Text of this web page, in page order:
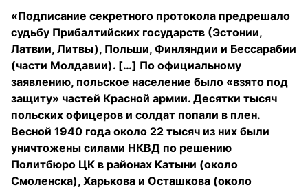
«Подписание секретного протокола предрешало
судьбу Прибалтийских государств (Эстонии,
Латвии, Литвы), Польши, Финляндии и Бессарабии
(части Молдавии). […] По официальному
заявлению, польское население было «взято под
защиту» частей Красной армии. Десятки тысяч
польских офицеров и солдат попали в плен.
Весной 1940 года около 22 тысяч из них были
уничтожены силами НКВД по решению
Политбюро ЦК в районах Катыни (около
Смоленска), Харькова и Осташкова (около